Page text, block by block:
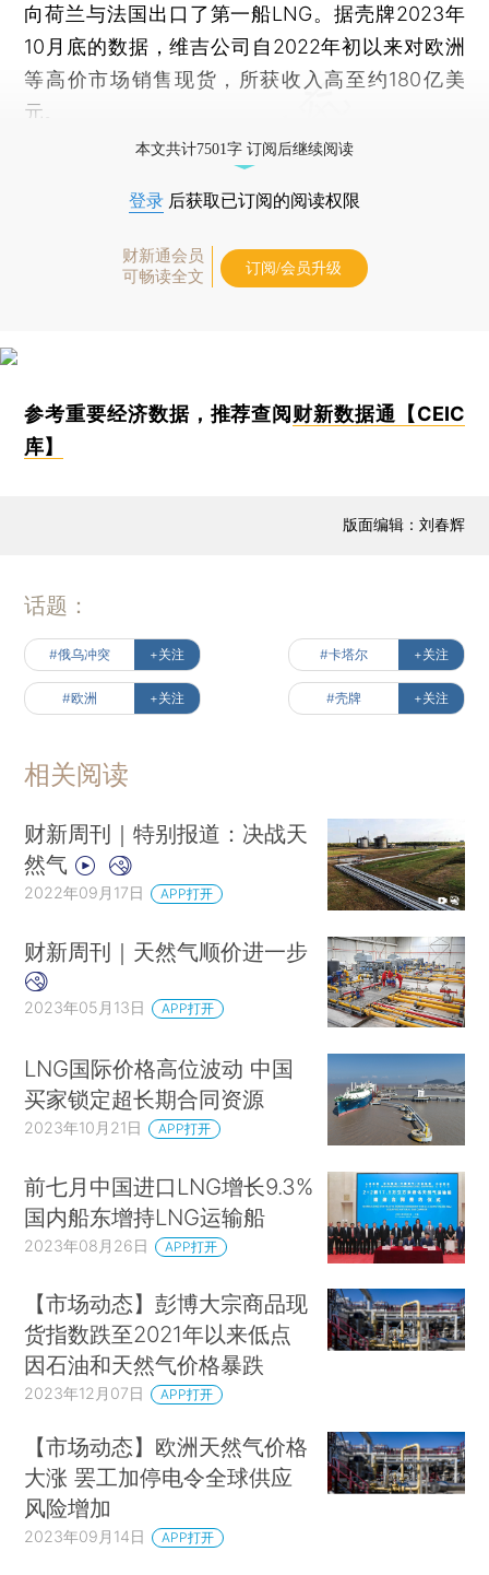
向荷兰与法国出口了第一船LNG。据壳牌2023年
10月底的数据，维吉公司自2022年初以来对欧洲
等高价市场销售现货，所获收入高至约180亿美
元。
本文共计7501字 订阅后继续阅读
登录 后获取已订阅的阅读权限
财新通会员
可畅读全文
订阅/会员升级
参考重要经济数据，推荐查阅财新数据通【CEIC
库】
版面编辑：刘春辉
话题：
#俄乌冲突 +关注 #卡塔尔 +关注
#欧洲 +关注 #壳牌 +关注
相关阅读
财新周刊｜特别报道：决战天
然气
2022年09月17日 APP打开
财新周刊｜天然气顺价进一步
2023年05月13日 APP打开
LNG国际价格高位波动 中国
买家锁定超长期合同资源
2023年10月21日 APP打开
前七月中国进口LNG增长9.3%
国内船东增持LNG运输船
2023年08月26日 APP打开
【市场动态】彭博大宗商品现
货指数跌至2021年以来低点
因石油和天然气价格暴跌
2023年12月07日 APP打开
【市场动态】欧洲天然气价格
大涨 罢工加停电令全球供应
风险增加
2023年09月14日 APP打开